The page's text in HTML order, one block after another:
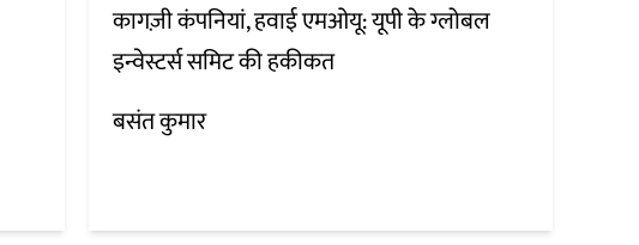
कागज़ी कंपनियां, हवाई एमओयू: यूपी के ग्लोबल
इन्वेस्टर्स समिट की हकीकत
बसंत कुमार